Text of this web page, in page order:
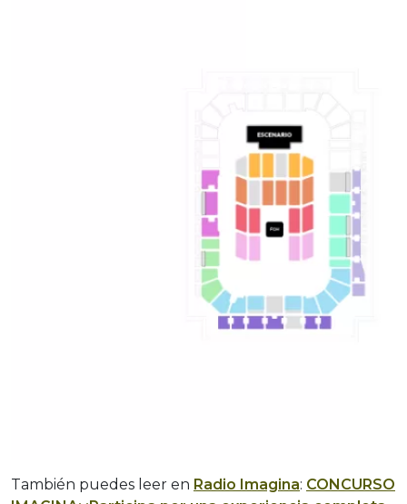
También puedes leer en Radio Imagina: CONCURSO